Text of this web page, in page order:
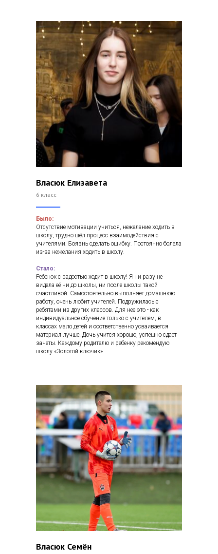
Власюк Елизавета
6 класс
Было:
Отсутствие мотивации учиться, нежелание ходить в
школу, трудно шёл процесс взаимодействия с
учителями. Боязнь сделать ошибку. Постоянно болела
из-за нежелания ходить в школу.
Стало:
Ребенок с радостью ходит в школу! Я ни разу не
видела её ни до школы, ни после школы такой
счастливой. Самостоятельно выполняет домашнюю
работу, очень любит учителей. Подружилась с
ребятами из других классов. Для нее это - как
индивидуальное обучение только с учителем, в
классах мало детей и соответственно усваивается
материал лучше. Дочь учится хорошо, успешно сдает
зачеты. Каждому родителю и ребенку рекомендую
школу «Золотой ключик».
Власюк Семён